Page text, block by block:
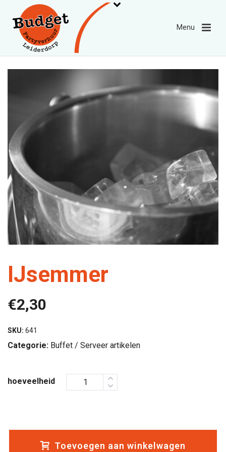
IJsemmer
€2,30
SKU: 641
Categorie: Buffet / Serveer artikelen
hoeveelheid
Toevoegen aan winkelwagen